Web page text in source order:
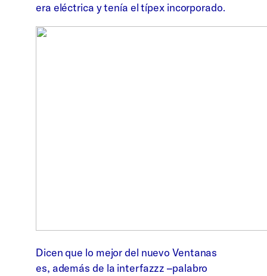
era eléctrica y tenía el típex incorporado.
Dicen que lo mejor del nuevo Ventanas
es, además de la interfazzz –palabro